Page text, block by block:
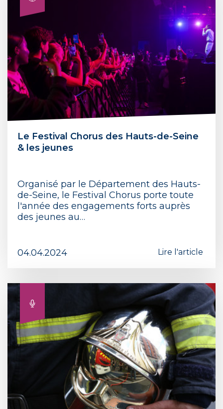
Le Festival Chorus des Hauts-de-Seine
& les jeunes
Organisé par le Département des Hauts-
de-Seine, le Festival Chorus porte toute
l'année des engagements forts auprès
des jeunes au…
04.04.2024 Lire l'article